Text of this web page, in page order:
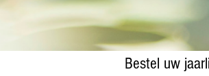
Bestel uw